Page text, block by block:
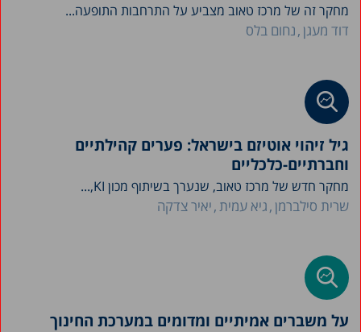
מחקר זה של מרכז טאוב מצביע על התרחבות התופעה...
דוד מעגן נחום בלס
גיל זיהוי אוטיזם בישראל: פערים קהילתיים
וחברתיים-כלכליים
מחקר חדש של מרכז טאוב, שנערך בשיתוף מכון KI,...
שרית סילברמן גיא עמית יאיר צדקה
על משברים אמיתיים ומדומים במערכת החינוך